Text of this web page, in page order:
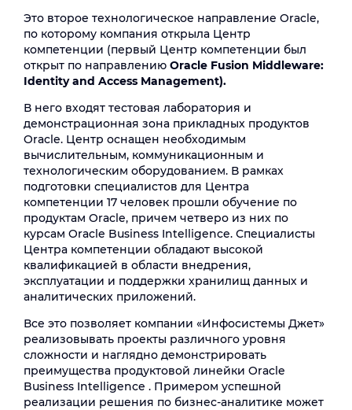
Это второе технологическое направление Oracle,
по которому компания открыла Центр
компетенции (первый Центр компетенции был
открыт по направлению Oracle Fusion Middleware:
Identity and Access Management).
В него входят тестовая лаборатория и
демонстрационная зона прикладных продуктов
Oracle. Центр оснащен необходимым
вычислительным, коммуникационным и
технологическим оборудованием. В рамках
подготовки специалистов для Центра
компетенции 17 человек прошли обучение по
продуктам Oracle, причем четверо из них по
курсам Oracle Business Intelligence. Специалисты
Центра компетенции обладают высокой
квалификацией в области внедрения,
эксплуатации и поддержки хранилищ данных и
аналитических приложений.
Все это позволяет компании «Инфосистемы Джет»
реализовывать проекты различного уровня
сложности и наглядно демонстрировать
преимущества продуктовой линейки Oracle
Business Intelligence . Примером успешной
реализации решения по бизнес-аналитике может